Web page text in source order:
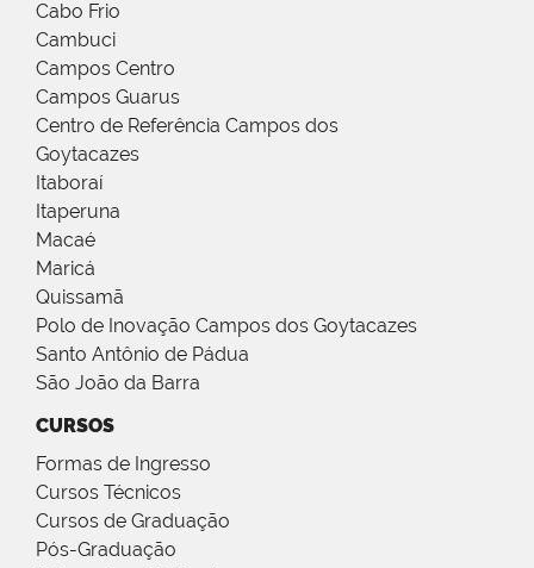
Cabo Frio
Cambuci
Campos Centro
Campos Guarus
Centro de Referência Campos dos
Goytacazes
Itaboraí
Itaperuna
Macaé
Maricá
Quissamã
Polo de Inovação Campos dos Goytacazes
Santo Antônio de Pádua
São João da Barra
CURSOS
Formas de Ingresso
Cursos Técnicos
Cursos de Graduação
Pós-Graduação